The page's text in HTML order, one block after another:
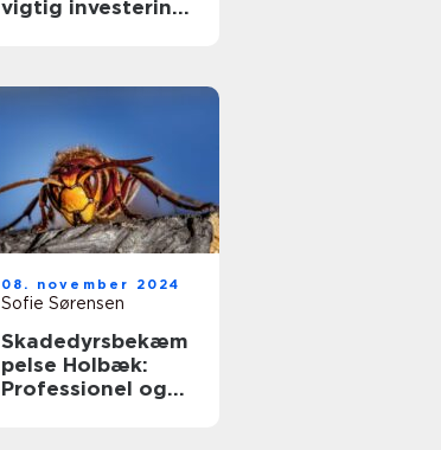
vigtig investering
08. november 2024
Sofie Sørensen
Skadedyrsbekæm
pelse Holbæk:
Professionel og